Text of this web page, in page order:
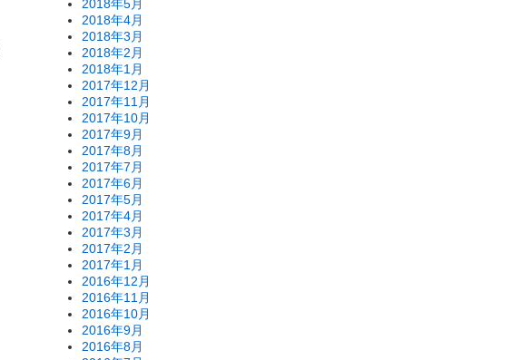
2018年5月
2018年4月
2018年3月
2018年2月
2018年1月
2017年12月
2017年11月
2017年10月
2017年9月
2017年8月
2017年7月
2017年6月
2017年5月
2017年4月
2017年3月
2017年2月
2017年1月
2016年12月
2016年11月
2016年10月
2016年9月
2016年8月